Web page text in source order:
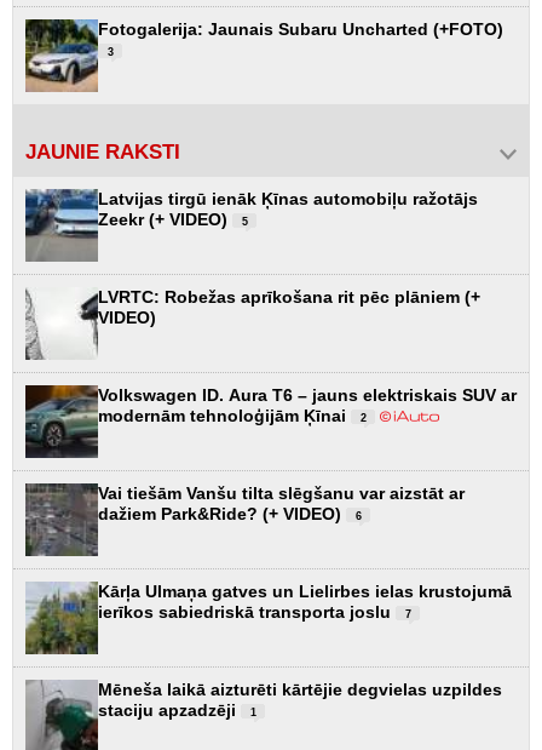
Fotogalerija: Jaunais Subaru Uncharted (+FOTO)
3
JAUNIE RAKSTI
Latvijas tirgū ienāk Ķīnas automobiļu ražotājs
Zeekr (+ VIDEO)
5
LVRTC: Robežas aprīkošana rit pēc plāniem (+
VIDEO)
Volkswagen ID. Aura T6 – jauns elektriskais SUV ar
modernām tehnoloģijām Ķīnai
2
Vai tiešām Vanšu tilta slēgšanu var aizstāt ar
dažiem Park&Ride? (+ VIDEO)
6
Kārļa Ulmaņa gatves un Lielirbes ielas krustojumā
ierīkos sabiedriskā transporta joslu
7
Mēneša laikā aizturēti kārtējie degvielas uzpildes
staciju apzadzēji
1